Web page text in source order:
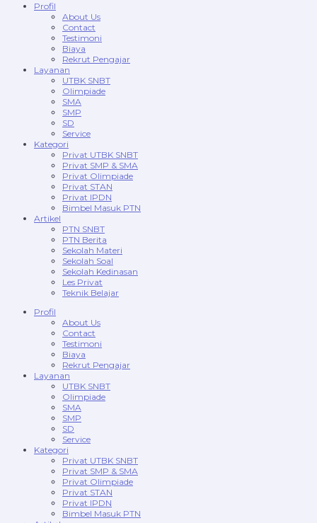
Profil
About Us
Contact
Testimoni
Biaya
Rekrut Pengajar
Layanan
UTBK SNBT
Olimpiade
SMA
SMP
SD
Service
Kategori
Privat UTBK SNBT
Privat SMP & SMA
Privat Olimpiade
Privat STAN
Privat IPDN
Bimbel Masuk PTN
Artikel
PTN SNBT
PTN Berita
Sekolah Materi
Sekolah Soal
Sekolah Kedinasan
Les Privat
Teknik Belajar
Profil
About Us
Contact
Testimoni
Biaya
Rekrut Pengajar
Layanan
UTBK SNBT
Olimpiade
SMA
SMP
SD
Service
Kategori
Privat UTBK SNBT
Privat SMP & SMA
Privat Olimpiade
Privat STAN
Privat IPDN
Bimbel Masuk PTN